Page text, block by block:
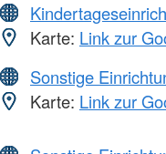
Karte: Link zur
Sonstige
Karte: Link zur